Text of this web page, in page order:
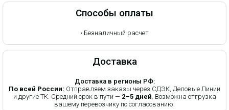
Способы оплаты
• Безналичный расчет
Доставка
Доставка в регионы РФ:
По всей России: Отправляем заказы через СДЭК, Деловые Линии
и другие ТК. Средний срок в пути — 2–5 дней. Возможна отгрузка
вашему перевозчику по согласованию.